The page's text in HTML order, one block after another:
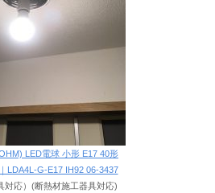
LED電球 小形 E17 40形
LDA4L-G-E17 IH92 06-3437
対応）(断熱材施工器具対応)